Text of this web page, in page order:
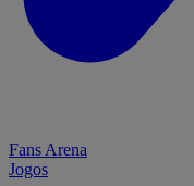
Fans Arena
Jogos